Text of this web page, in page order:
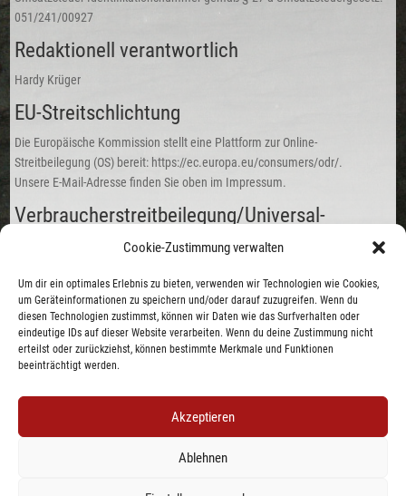
Cookie-Zustimmung verwalten
Um dir ein optimales Erlebnis zu bieten, verwenden wir Technologien wie Cookies,
um Geräteinformationen zu speichern und/oder darauf zuzugreifen. Wenn du
diesen Technologien zustimmst, können wir Daten wie das Surfverhalten oder
eindeutige IDs auf dieser Website verarbeiten. Wenn du deine Zustimmung nicht
erteilst oder zurückziehst, können bestimmte Merkmale und Funktionen
beeinträchtigt werden.
Akzeptieren
Ablehnen
051/241/00927
Redaktionell verantwortlich
Hardy Krüger
EU-Streitschlichtung
Die Europäische Kommission stellt eine Plattform zur Online-
Streitbeilegung (OS) bereit: https://ec.europa.eu/consumers/odr/.
Unsere E-Mail-Adresse finden Sie oben im Impressum.
Verbraucher­streit­beilegung/Universal­
schlichtungs­stelle
einer Verbraucherschlichtungsstelle teilzunehmen.